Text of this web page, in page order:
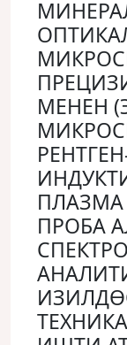
МЕНЕН
ПРОБА